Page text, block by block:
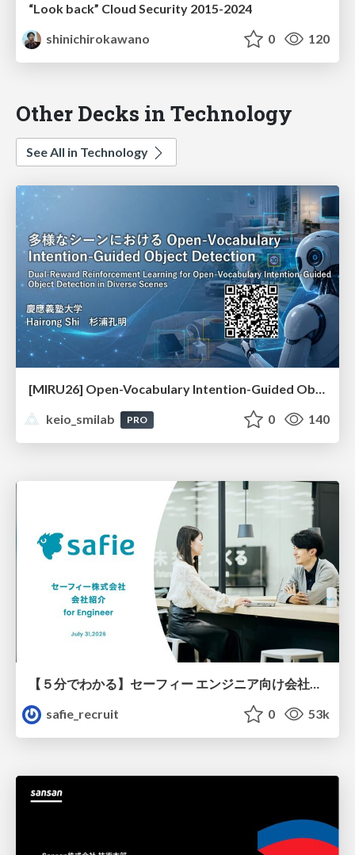
“Look back” Cloud Security 2015-2024
shinichirokawano
0 120
Other Decks in Technology
See All in Technology
keio_smilab
PRO 0 140
【５分でわかる】セーフィー エンジニア向け会社紹介
safie_recruit
0 53k